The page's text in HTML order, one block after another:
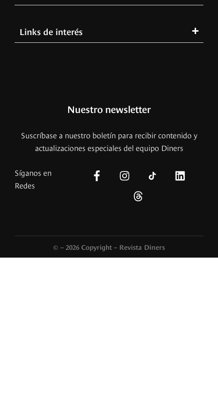
Links de interés
Nuestro newsletter
Suscríbase a nuestro boletín para recibir contenido y
actualizaciones especiales del equipo Diners
Síganos en
Redes
© – 2026 Copyright – Revista Diners